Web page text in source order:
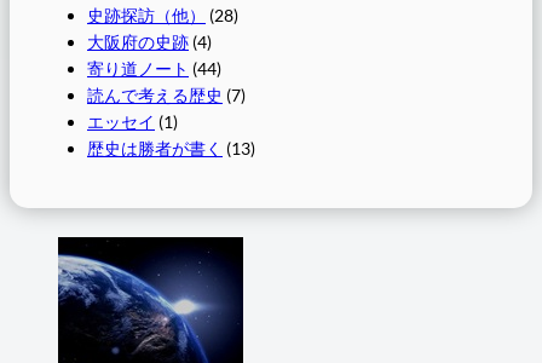
史跡探訪（他）
(28)
大阪府の史跡 (4)
寄り道ノート (44)
読んで考える歴史 (7)
エッセイ (1)
歴史は勝者が書く (13)